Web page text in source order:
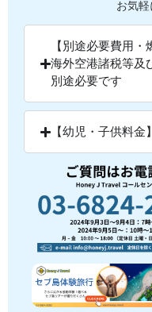
お気
【別途必要費用・
海外空港諸税等及
別途必要です
【幼児・子供料金】